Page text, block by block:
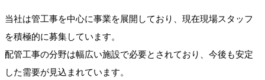
当社は管工事を中心に事業を展開しており、現在現場スタッフ
を積極的に募集しています。
配管工事の分野は幅広い施設で必要とされており、今後も安定
した需要が見込まれています。